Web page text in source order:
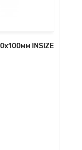
INSIZE